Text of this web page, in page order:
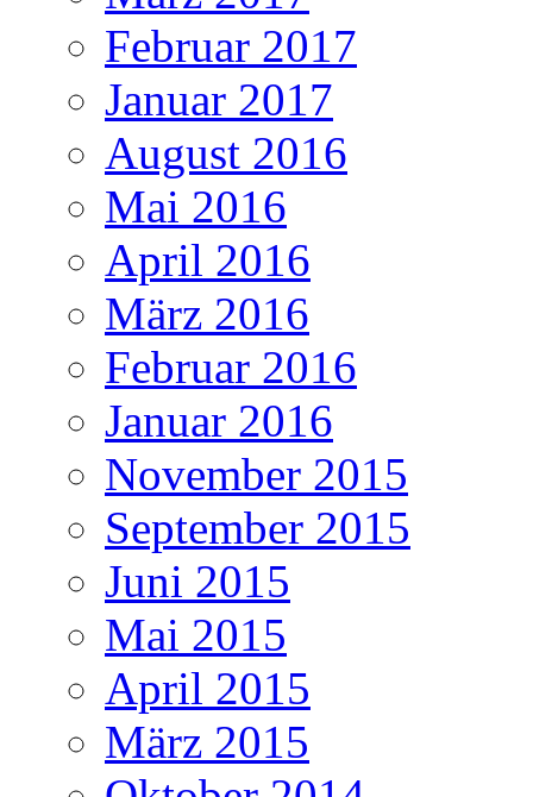
Februar 2017
Januar 2017
August 2016
Mai 2016
April 2016
März 2016
Februar 2016
Januar 2016
November 2015
September 2015
Juni 2015
Mai 2015
April 2015
März 2015